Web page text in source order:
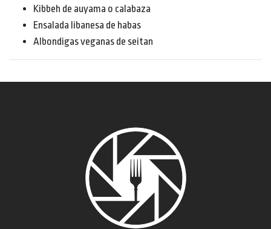
Kibbeh de auyama o calabaza
Ensalada libanesa de habas
Albondigas veganas de seitan